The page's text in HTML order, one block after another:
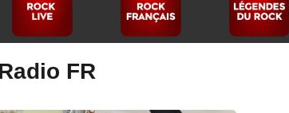
FR